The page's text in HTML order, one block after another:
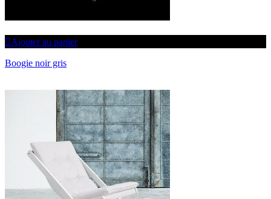
Ajouter au panier
Boogie noir gris